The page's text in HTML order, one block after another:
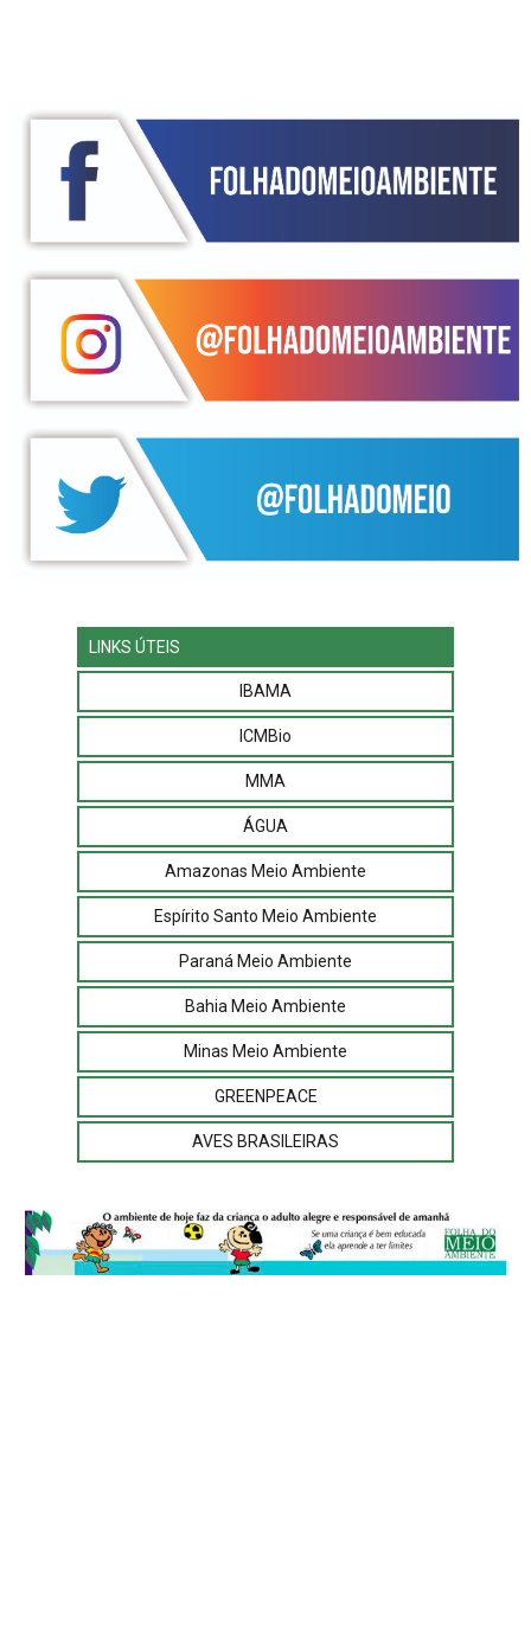
LINKS ÚTEIS
IBAMA
ICMBio
MMA
ÁGUA
Amazonas Meio Ambiente
Espírito Santo Meio Ambiente
Paraná Meio Ambiente
Bahia Meio Ambiente
Minas Meio Ambiente
GREENPEACE
AVES BRASILEIRAS